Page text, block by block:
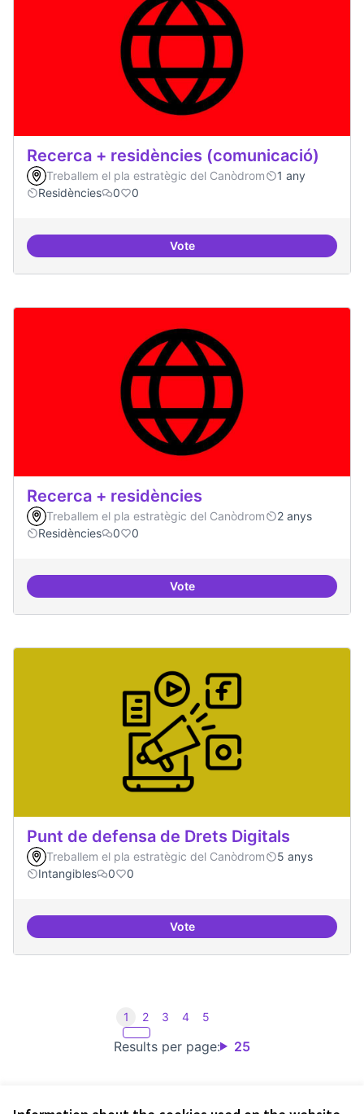
Recerca + residències (comunicació)
Treballem el pla estratègic del Canòdrom
1 any
Residències
0 0
VoteRecerca + residències
Recerca + residències
Treballem el pla estratègic del Canòdrom
2 anys
Residències
0 0
VoteRecerca + residències
Punt de defensa de Drets Digitals
Treballem el pla estratègic del Canòdrom
5 anys
Intangibles
0 0
VotePunt de defensa de Drets Digitals
Results per page: 25
1 2 3 4 5